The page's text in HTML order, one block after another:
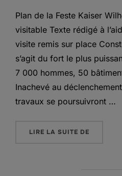
Plan de la Feste Kaiser
visitable Texte rédigé à
visite remis sur place
s’agit du fort le plus
7 000 hommes, 50
Inachevé au
travaux se poursuivront …
LIRE LA SUITE DE